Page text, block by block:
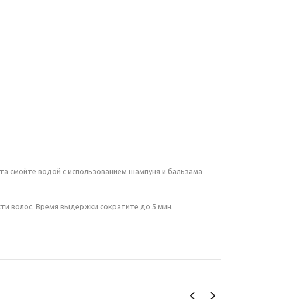
смойте водой с использованием шампуня и бальзама
волос. Время выдержки сократите до 5 мин.